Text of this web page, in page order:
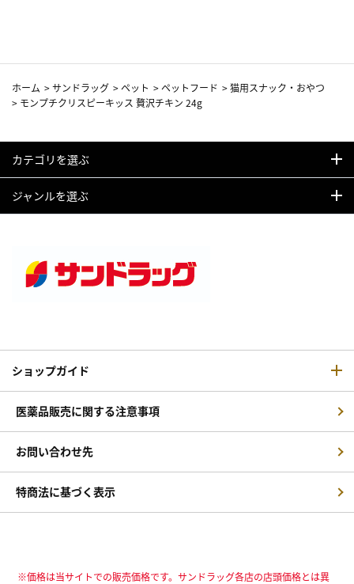
ホーム >サンドラッグ >ペット >ペットフード >猫用スナック・おやつ
> モンプチクリスピーキッス 贅沢チキン 24g
カテゴリを選ぶ
ジャンルを選ぶ
ショップガイド
医薬品販売に関する注意事項
お問い合わせ先
特商法に基づく表示
※価格は当サイトでの販売価格です。サンドラッグ各店の店頭価格とは異